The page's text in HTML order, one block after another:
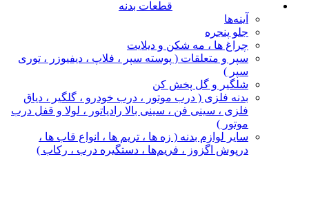
قطعات بدنه
آینه‌ها
جلو پنجره
چراغ‌ ها ، مه‌ شکن و دیلایت
سپر و متعلقات ( پوسته سپر ، فلاپ ، دیفیوزر ، توری
سپر )
شلگیر و گل‌ پخش‌ کن
بدنه فلزی ( درب موتور ، درب خودرو ، گلگیر ، دیاق
فلزی ، سینی فن ، سینی بالا رادیاتور ، لولا و قفل درب
موتور )
سایر لوازم بدنه ( زه ها ، تریم ها ، انواع قاب ها ،
درپوش اگزوز ، فریم‌ها ، دستگیره درب ، رکاب )